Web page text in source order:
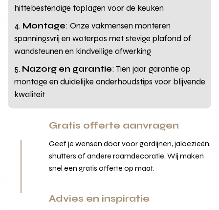
hittebestendige toplagen voor de keuken
Montage: Onze vakmensen monteren
spanningsvrij en waterpas met stevige plafond of
wandsteunen en kindveilige afwerking
Nazorg en garantie: Tien jaar garantie op
montage en duidelijke onderhoudstips voor blijvende
kwaliteit
Gratis offerte aanvragen
Geef je wensen door voor gordijnen, jaloezieën,
shutters of andere raamdecoratie. Wij maken
snel een gratis offerte op maat.
Advies en inspiratie